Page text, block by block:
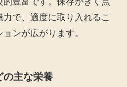
で、適度に取り入れるこ
ンが広がります。
の主な栄養